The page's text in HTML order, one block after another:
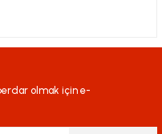
olmak için e-